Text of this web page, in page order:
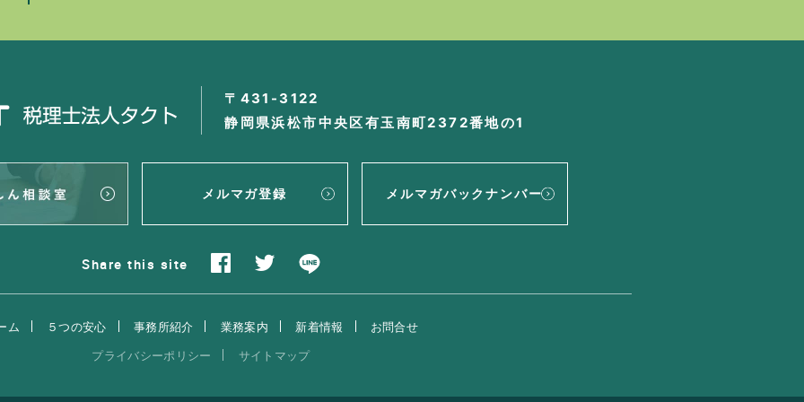
〒431-3122
静岡県浜松市中央区有玉南町2372番地の1
メルマガ登録 メルマガバックナンバー
Share this site
ム ５つの安心 事務所紹介 業務案内 新着情報
お問合せ
プライバシーポリシー
サイトマップ